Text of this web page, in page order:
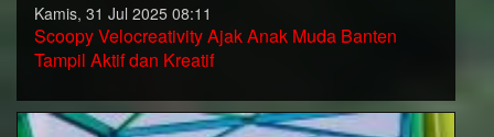
Kamis, 31 Jul 2025 08:11
Scoopy Velocreativity Ajak Anak Muda Banten
Tampil Aktif dan Kreatif